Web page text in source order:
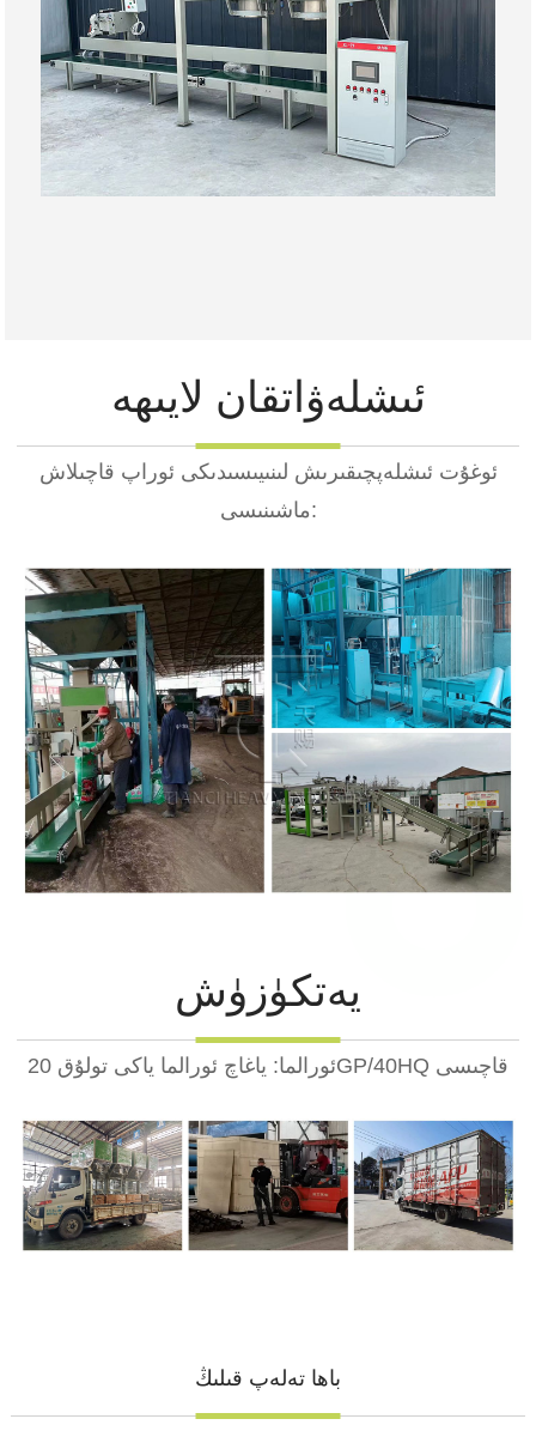
ئىشلەۋاتقان لايىھە
ئوغۇت ئىشلەپچىقىرىش لىنىيىسىدىكى ئوراپ قاچىلاش
ماشىنىسى:
يەتكۈزۈش
ئورالما: ياغاچ ئورالما ياكى تولۇق 20GP/40HQ قاچىسى
باھا تەلەپ قىلىڭ